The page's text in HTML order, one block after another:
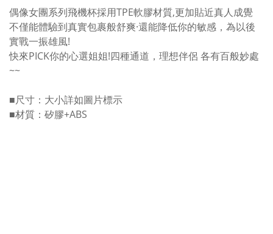
偶像女團系列飛機杯採用TPE軟膠材質,更加貼近真人成覺
不僅能體驗到真實包裹般舒爽·還能降低你的敏感，為以後
實戰一振雄風!
快來PICK你的心選姐姐!四種通道，理想伴侶 各有百般妙處
~~
■尺寸：大小詳如圖片標示
■材質：矽膠+ABS